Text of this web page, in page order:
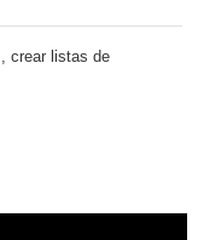
crear listas de